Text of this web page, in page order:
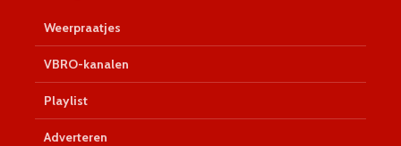
Weerpraatjes
VBRO-kanalen
Playlist
Adverteren